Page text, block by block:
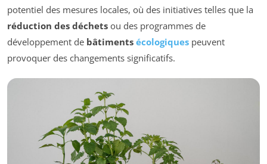
potentiel des mesures locales, où des initiatives telles que la
réduction des déchets ou des programmes de
développement de bâtiments écologiques peuvent
provoquer des changements significatifs.